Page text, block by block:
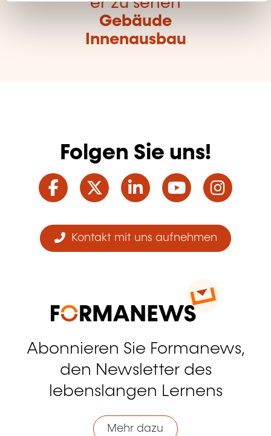
er zu sehen
Gebäude
Innenausbau
Folgen Sie uns!
Facebook
TwitterLinkedInYouTube
Kontakt mit uns aufnehmen
Abonnieren Sie Formanews,
den Newsletter des
lebenslangen Lernens
Mehr dazu